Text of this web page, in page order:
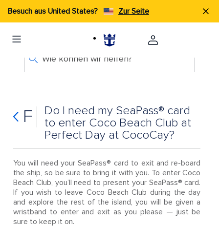
Besuch aus United States? Zur Seite
Wie können wir helfen?
F
Do I need my SeaPass® card
to enter Coco Beach Club at
Perfect Day at CocoCay?
You will need your SeaPass® card to exit and re-board
the ship, so be sure to bring it with you. To enter Coco
Beach Club, you’ll need to present your SeaPass® card.
If you wish to leave Coco Beach Club during the day
and explore the rest of the island, you will be given a
wristband to enter and exit as you please — just be
sure to keep it on.